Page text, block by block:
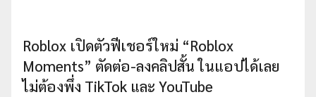
Roblox เปิดตัวฟีเชอร์ใหม่ “Roblox
Moments” ตัดต่อ-ลงคลิปสั้น ในแอปได้เลย
ไม่ต้องพึ่ง TikTok และ YouTube